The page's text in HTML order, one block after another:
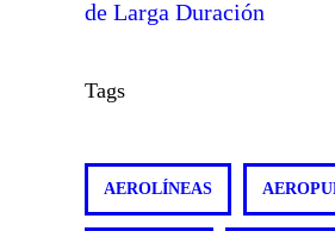
de Larga Duración
Tags
AEROLÍNEAS